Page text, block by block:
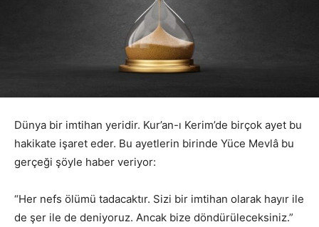
Dünya bir imtihan yeridir. Kur’an-ı Kerim’de birçok ayet bu
hakikate işaret eder. Bu ayetlerin birinde Yüce Mevlâ bu
gerçeği şöyle haber veriyor:
“Her nefs ölümü tadacaktır. Sizi bir imtihan olarak hayır ile
de şer ile de deniyoruz. Ancak bize döndürüleceksiniz.”